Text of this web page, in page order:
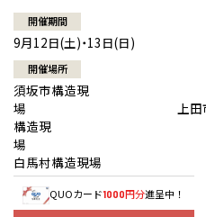
開催期間
9月12日(土)・13日(日)
開催場所
須坂市構造現
場 上田
構造現
白馬村構造現場
QUOカード1000円分進呈中！